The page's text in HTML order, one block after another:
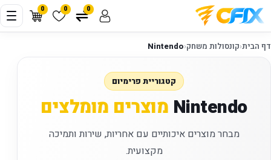
0 0 0
דף הבית‹קונסולות משחק‹
Nintendo
קטגוריית פרימיום
Nintendo מוצרים מומלצים
מבחר מוצרים איכותיים עם אחריות, שירות ותמיכה
מקצועית.